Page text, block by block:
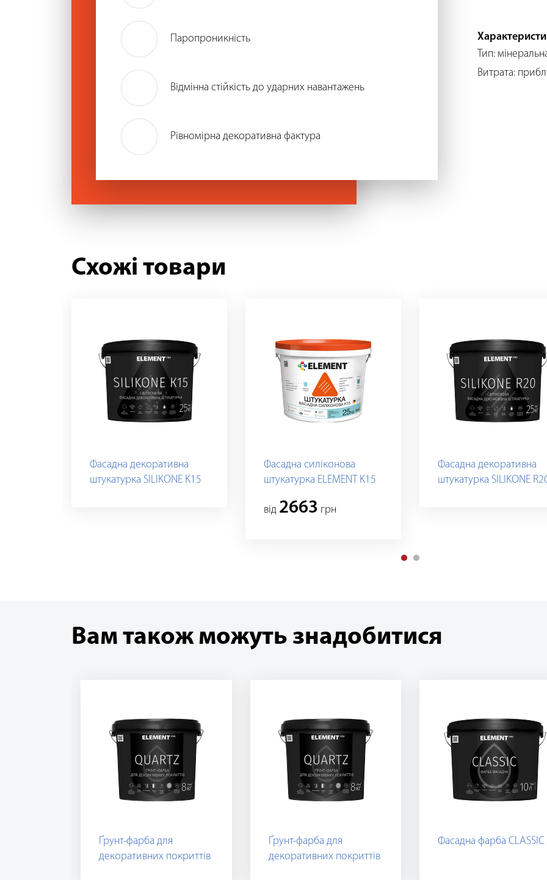
Паропроникність
Відмінна стійкість до ударних навантажень
Рівномірна декоративна фактура
Тип:
Витрата:
Схожі товари
Фасадна декоративна
штукатурка SILIKONE K15
Фасадна силіконова
штукатурка ELEMENT K15
вiд 2663 грн
Фасадна декоративна
штукатурка SILIKONE
Вам також можуть знадобитися
Ґрунт-фарба для
декоративних покриттів
Ґрунт-фарба для
декоративних покриттів
Фасадна фарба CLASSIC